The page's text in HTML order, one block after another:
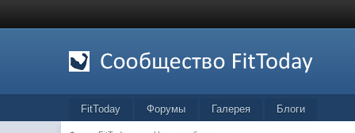
FitToday Форумы Галерея Блоги